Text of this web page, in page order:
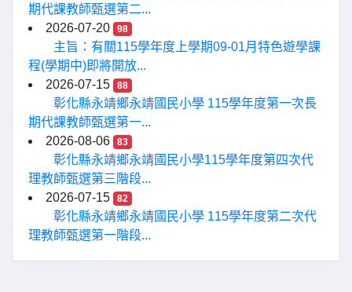
期代課教師甄選第二...
2026-07-20
98
主旨：有關115學年度上學期09-01月特色遊學課
程(學期中)即將開放...
2026-07-15
88
彰化縣永靖鄉永靖國民小學 115學年度第一次長
期代課教師甄選第一...
2026-08-06
83
彰化縣永靖鄉永靖國民小學115學年度第四次代
理教師甄選第三階段...
2026-07-15
82
彰化縣永靖鄉永靖國民小學 115學年度第二次代
理教師甄選第一階段...